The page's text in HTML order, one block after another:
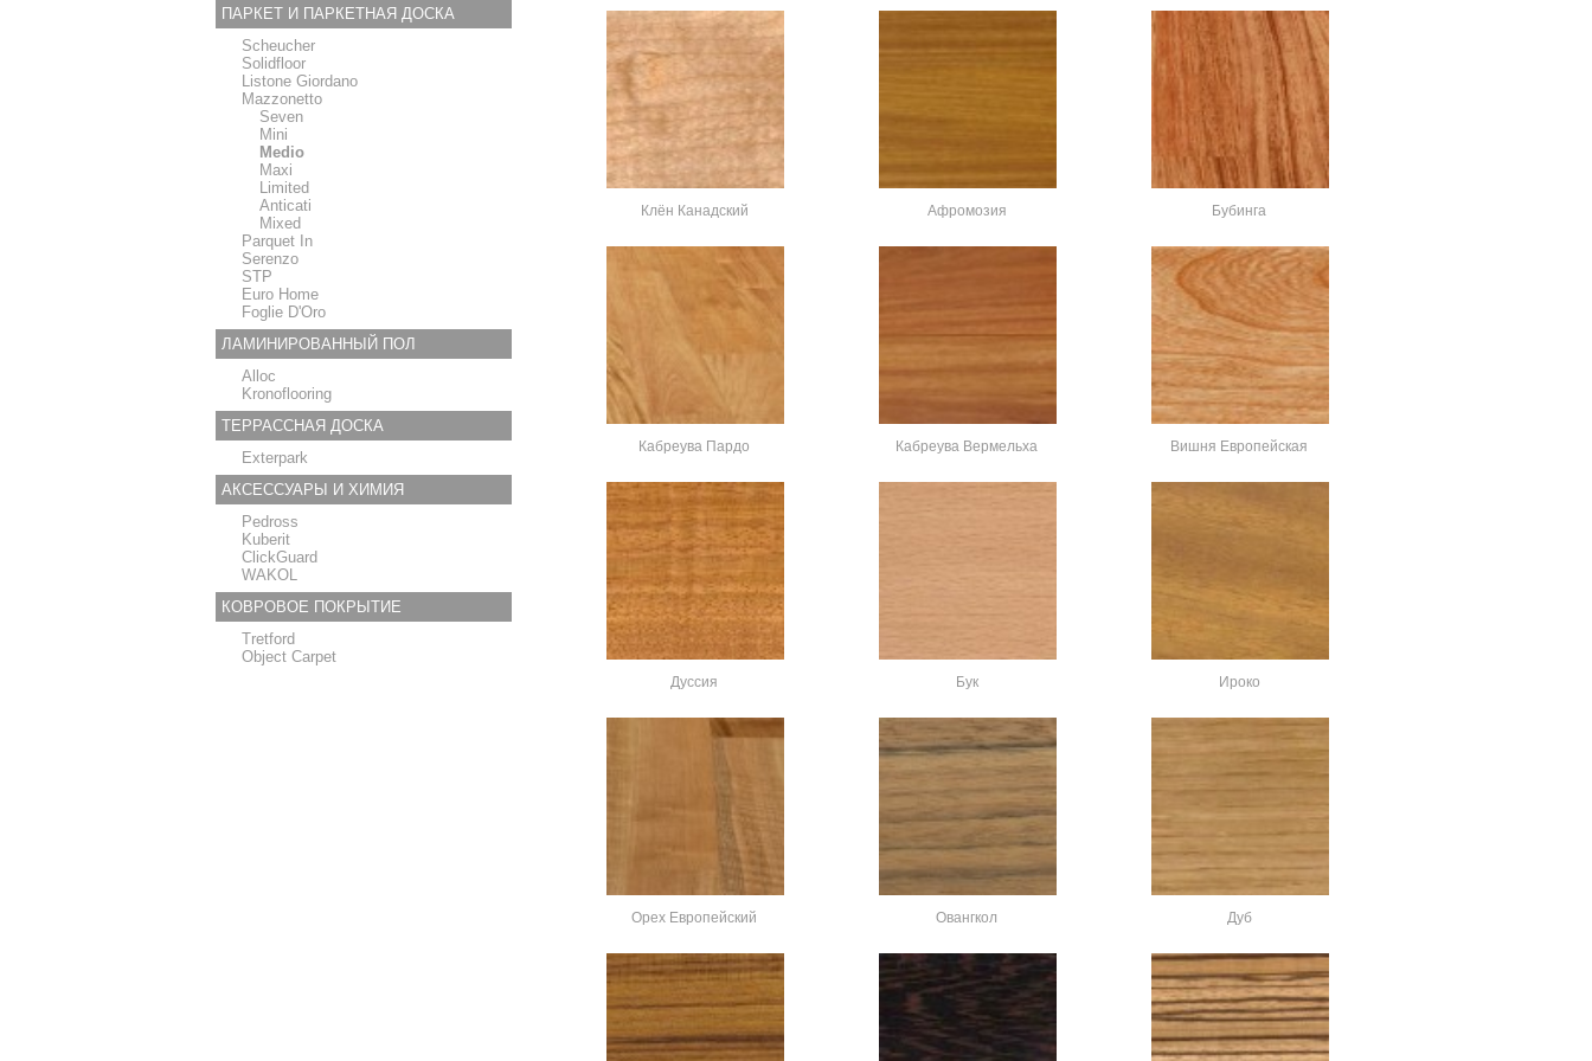
ПАРКЕТ И ПАРКЕТНАЯ ДОСКА
Scheucher
Solidfloor
Listone Giordano
Mazzonetto
Seven
Mini
Medio
Maxi
Limited
Anticati
Mixed
Parquet In
Serenzo
STP
Euro Home
Foglie D'Oro
ЛАМИНИРОВАННЫЙ ПОЛ
Alloc
Kronoflooring
ТЕРРАССНАЯ ДОСКА
Exterpark
АКСЕССУАРЫ И ХИМИЯ
Pedross
Kuberit
ClickGuard
WAKOL
КОВРОВОЕ ПОКРЫТИЕ
Tretford
Object Carpet
Клён Канадский Афромозия Бубинга
Кабреува Пардо Кабреува Вермельха Вишня Европейская
Дуссия Бук Ироко
Орех Европейский Овангкол Дуб